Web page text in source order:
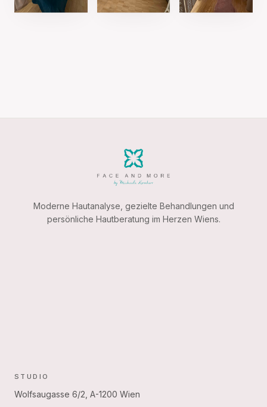
Moderne Hautanalyse, gezielte Behandlungen und
persönliche Hautberatung im Herzen Wiens.
STUDIO
Wolfsaugasse 6/2, A-1200 Wien